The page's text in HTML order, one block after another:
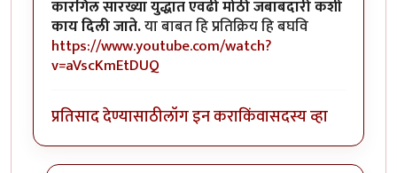
कारगिल सारख्या युद्धात एवढी मोठी जबाबदारी कशी
काय दिली जाते.या बाबत हि प्रतिक्रिय हि बघवि
https://www.youtube.com/watch?
v=aVscKmEtDUQ
प्रतिसाद देण्यासाठीलॉग इन कराकिंवासदस्य व्हा